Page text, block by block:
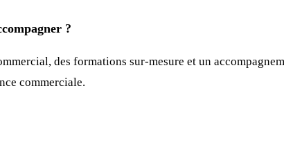
?
des formations sur-mesure et un
commerciale.